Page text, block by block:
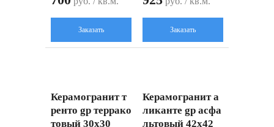
Заказать Заказать
Керамогранит т
ренто gp террако
товый 30x30
Керамогранит а
ликанте gp асфа
льтовый 42x42